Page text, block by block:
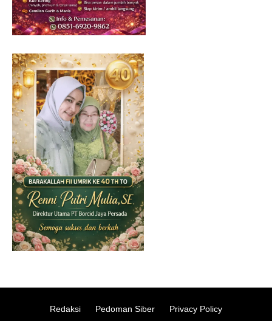
Redaksi Pedoman Siber Privacy Policy